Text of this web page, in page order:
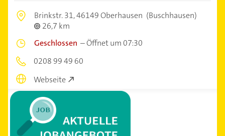
Brinkstr. 31,46149 Oberhausen (Buschhausen)
26,7 km
Geschlossen –Öffnet um 07:30
0208 99 49 60
Webseite